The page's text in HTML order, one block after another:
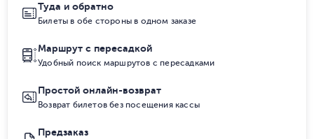
Туда и обратно
Билеты в обе стороны в одном заказе
Маршрут с пересадкой
Удобный поиск маршрутов с пересадками
Простой онлайн-возврат
Возврат билетов без посещения кассы
Предзаказ